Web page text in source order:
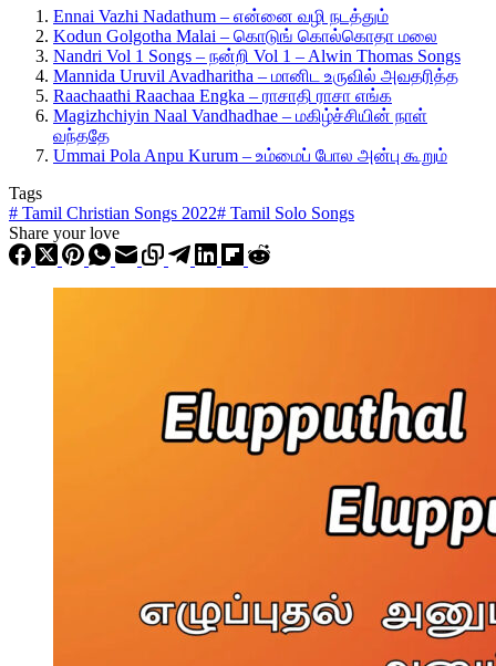
Ennai Vazhi Nadathum – என்னை வழி நடத்தும்
Kodun Golgotha Malai – கொடுங் கொல்கொதா மலை
Nandri Vol 1 Songs – நன்றி Vol 1 – Alwin Thomas Songs
Mannida Uruvil Avadharitha – மானிட உருவில் அவதரித்த
Raachaathi Raachaa Engka – ராசாதி ராசா எங்க
Magizhchiyin Naal Vandhadhae – மகிழ்ச்சியின் நாள்
வந்ததே
Ummai Pola Anpu Kurum – உம்மைப் போல அன்பு கூறும்
Tags
# Tamil Christian Songs 2022# Tamil Solo Songs
Share your love